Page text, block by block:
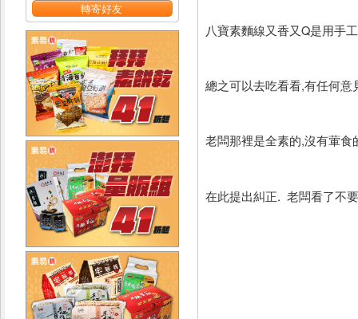
轉寄好友
八寶素麵線又香又Q是用手
總之可以去吃看看,有任何意
老闆那裡是全素的,沒有葷食
在此提出糾正. 老闆看了不